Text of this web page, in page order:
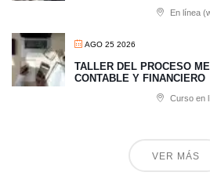
En línea
AGO 25 2026
TALLER DEL PROCESO
CONTABLE Y FINANCIERO
Curso en
VER MÁS